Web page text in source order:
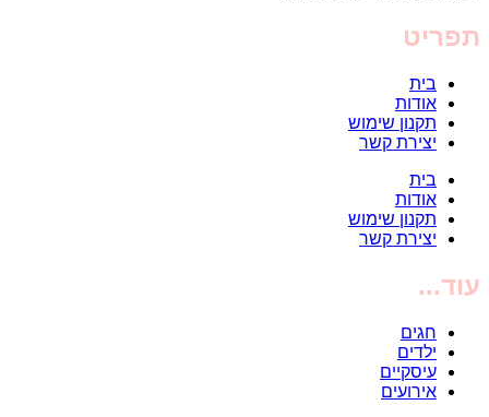
תפריט
בית
אודות
תקנון שימוש
יצירת קשר
בית
אודות
תקנון שימוש
יצירת קשר
עוד...
חגים
ילדים
עיסקיים
אירועים